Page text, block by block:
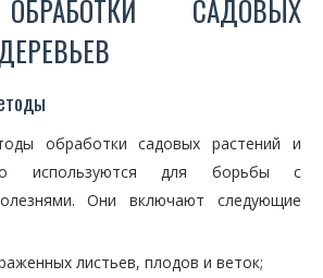
САДОВЫХ
обработки садовых растений и
используются для борьбы с
Они включают следующие
листьев, плодов и веток;